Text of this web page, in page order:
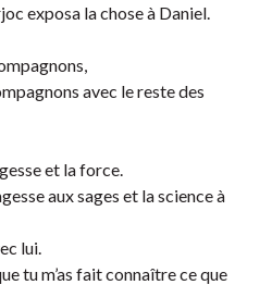
exposa la chose à Daniel.
avec le reste des
et la force.
aux sages et la science à
lui.
tu m’as fait connaître ce que